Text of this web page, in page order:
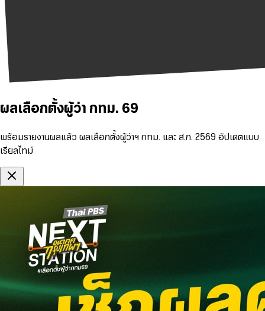
ผลเลือกตั้งผู้ว่า กทม. 69
พร้อมรายงานผลแล้ว ผลเลือกตั้งผู้ว่าฯ กทม. และ ส.ก. 2569 อัปเดตแบบ
เรียลไทม์